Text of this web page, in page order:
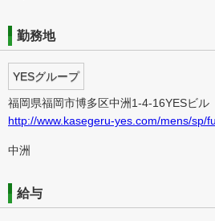
勤務地
YESグループ
福岡県福岡市博多区中洲1-4-16YESビル
http://www.kasegeru-yes.com/mens/sp/
中洲
給与